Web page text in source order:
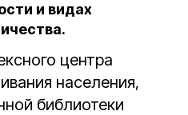
и видах
центра
населения,
библиотеки